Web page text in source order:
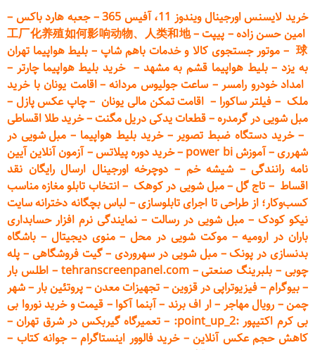
خرید لایسنس اورجینال ویندوز 11، آفیس 365
–جعبه هارد باکس –
امین حسن زاده– پیپت–
工厂化养殖如何影响动物、人类和地
球
– موتور جستجوی کالا و خدمات باهم شاپ– بلیط هواپیما تهران
به یزد–بلیط هواپیما قشم به مشهد –خرید بلیط هواپیما چارتر –
امداد خودرو رامسر– ساعت جولیوس مردانه–اقامت یونان با خرید
ملک – فیلتر ساکورا – اقامت تمکن مالی یونان –چاپ عکس پازل –
مبل شویی در گرمدره–قطعاتیدکی دریل مگنت–خرید طلا اقساطی
–خرید دستگاه ضبط تصویر–خرید بلیط هواپیما –مبل شویی در
شهرری–آموزش power bi –خرید دورهپیلاتس–آزمون آنلاین آیین
نامه رانندگی– شیشه خم – دوچرخه اورجینال ارسال رایگان نقد
اقساط – تاج گل–مبل شویی در کوهک–انتخاب تابلو مغازه مناسب
کسب‌وکار؛ از طراحی تا اجرای تابلوسازی– لباس بچگانه دخترانه سایت
نیکو کودک – مبل شویی در رسالت – نمایندگی نرم افزار حسابداری
باران در ارومیه–موکت شویی در محل–منوی دیجیتال – باشگاه
بدنسازی در پونک–مبل شویی در سهروردی–گیت فروشگاهی – پله
چوبی – بلبرینگ صنعتی–
tehranscreenpanel.com
–اطلس بار
–بیوگرام–فیزیوتراپی در قزوین– تجهیزات معدن–پروتئین بار–شهر
چمن– رویال مهاجر –ار اف برند –آبنما آکوا – قیمت و خرید نوروا بی
بی کرم اکتیپور :point_up_2:
– تعمیرگاه گیربکس در شرق تهران–
کاهش حجم عکس آنلاین–خرید فالوور اینستاگرام–جوانه کتاب –